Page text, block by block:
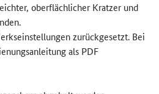
oberflächlicher Kratzer und
zurückgesetzt. Bei
als PDF